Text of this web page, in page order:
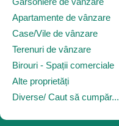
Apartamente de vânzare
Case/Vile de vânzare
Terenuri de vânzare
Birouri - Spații comerciale
Alte proprietăți
Diverse/ Caut să cumpăr...